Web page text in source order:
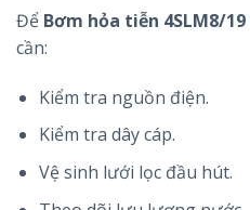
Để Bơm hỏa tiễn 4SLM8/19
cần:
Kiểm tra nguồn điện.
Kiểm tra dây cáp.
Vệ sinh lưới lọc đầu hút.